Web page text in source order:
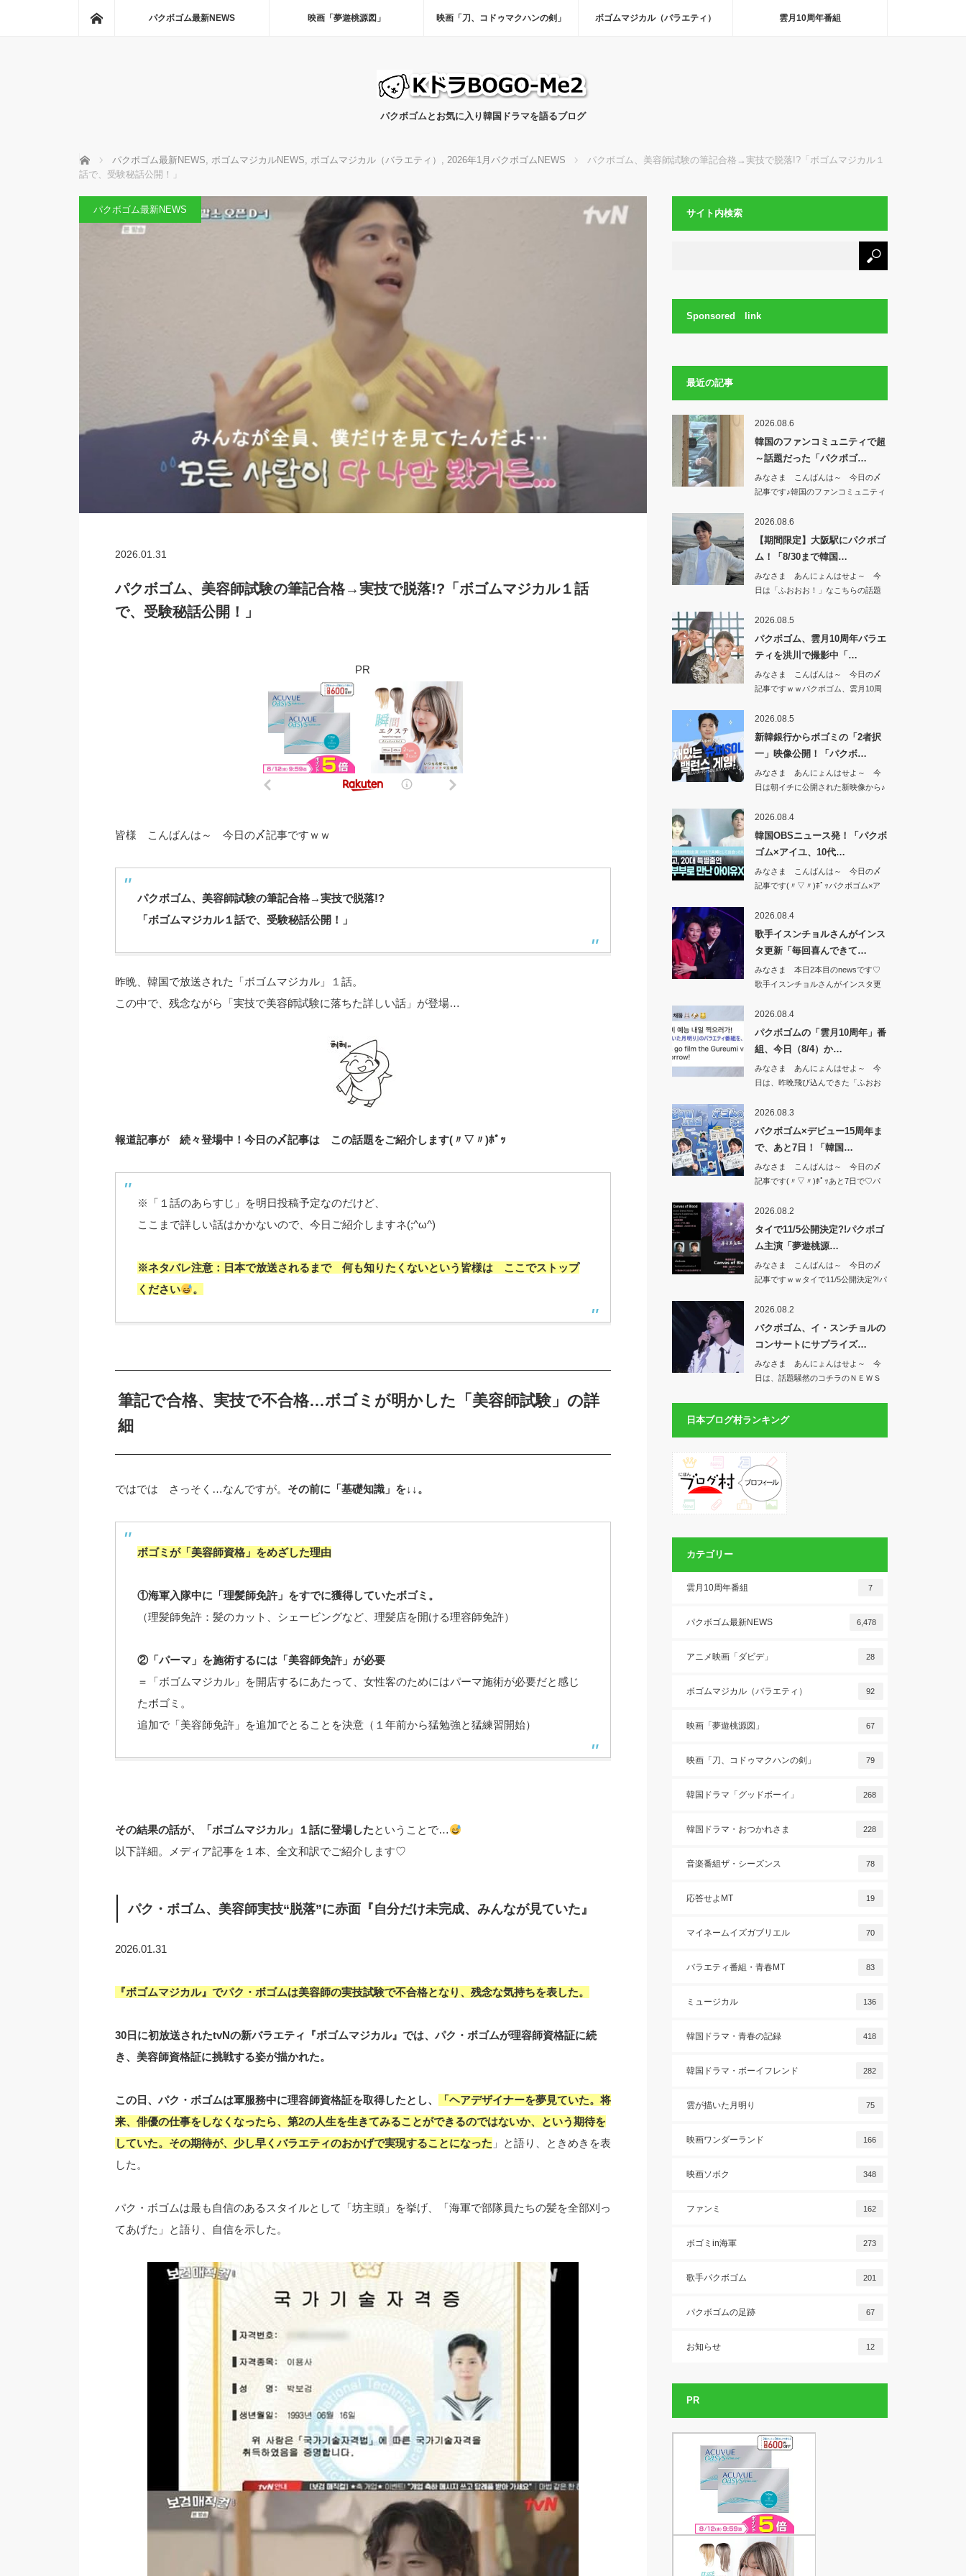
パクボゴム最新NEWS 映画「夢遊桃源図」 映画「刀、コドゥマクハンの剣」 ボゴムマジカル（バラエティ） 雲月10周年番組
パクボゴムとお気に入り韓国ドラマを語るブログ
ホーム パクボゴム最新NEWS, ボゴムマジカルNEWS, ボゴムマジカル（バラエティ） , 2026年1月パクボゴムNEWS
パクボゴム、美容師試験の筆記合格→実技で脱落!?「ボゴムマジカル１
話で、受験秘話公開！」
パクボゴム最新NEWS
2026.01.31
パクボゴム、美容師試験の筆記合格→実技で脱落!?「ボゴムマジカル１話
で、受験秘話公開！」
PR
皆様 こんばんは～ 今日の〆記事ですｗｗ
パクボゴム、美容師試験の筆記合格→実技で脱落!?
「ボゴムマジカル１話で、受験秘話公開！」
昨晩、韓国で放送された「ボゴムマジカル」１話。
この中で、残念ながら「実技で美容師試験に落ちた詳しい話」が登場…
報道記事が 続々登場中！今日の〆記事は この話題をご紹介します(〃▽〃)ﾎﾟｯ
※「１話のあらすじ」を明日投稿予定なのだけど、
ここまで詳しい話はかかないので、今日ご紹介しますネ(;^ω^)
※ネタバレ注意：日本で放送されるまで 何も知りたくないという皆様は ここでストップ
ください
。
筆記で合格、実技で不合格…ボゴミが明かした「美容師試験」の詳
細
ではでは さっそく…なんですが。 その前に「基礎知識」を↓↓。
ボゴミが「美容師資格」をめざした理由
①海軍入隊中に「理髪師免許」をすでに獲得していたボゴミ。
（理髪師免許：髪のカット、シェービングなど、理髪店を開ける理容師免許）
②「パーマ」を施術するには「美容師免許」が必要
＝「ボゴムマジカル」を開店するにあたって、女性客のためにはパーマ施術が必要だと感じ
たボゴミ。
追加で「美容師免許」を追加でとることを決意（１年前から猛勉強と猛練習開始）
その結果の話が、「ボゴムマジカル」１話に登場したということで…
以下詳細。メディア記事を１本、全文和訳でご紹介します♡
パク・ボゴム、美容師実技“脱落”に赤面『自分だけ未完成、みんなが見ていた』
2026.01.31
『ボゴムマジカル』でパク・ボゴムは美容師の実技試験で不合格となり、残念な気持ちを表した。
30日に初放送されたtvNの新バラエティ『ボゴムマジカル』では、パク・ボゴムが理容師資格証に続
き、美容師資格証に挑戦する姿が描かれた。
この日、パク・ボゴムは軍服務中に理容師資格証を取得したとし、
「ヘアデザイナーを夢見ていた。将
来、俳優の仕事をしなくなったら、第2の人生を生きてみることができるのではないか、という期待を
していた。その期待が、少し早くバラエティのおかげで実現することになった 」と語り、ときめきを表
した。
パク・ボゴムは最も自信のあるスタイルとして「坊主頭」を挙げ、「海軍で部隊員たちの髪を全部刈っ
てあげた」と語り、自信を示した。
サイト内検索
Sponsored link
最近の記事
2026.08.6
韓国のファンコミュニティで超
～話題だった「パクボゴ…
みなさま こんばんは～ 今日の〆
記事です♪韓国のファンコミュニティ
2026.08.6
【期間限定】大阪駅にパクボゴ
ム！「8/30まで韓国…
みなさま あんにょんはせよ～ 今
日は「ふおおお！」なこちらの話題
2026.08.5
パクボゴム、雲月10周年バラエ
ティを洪川で撮影中「…
みなさま こんばんは～ 今日の〆
記事ですｗｗパクボゴム、雲月10周
2026.08.5
新韓銀行からボゴミの「2者択
一」映像公開！「パクボ…
みなさま あんにょんはせよ～ 今
日は朝イチに公開された新映像から♪
2026.08.4
韓国OBSニュース発！「パクボ
ゴム×アイユ、10代…
みなさま こんばんは～ 今日の〆
記事です(〃▽〃)ﾎﾟｯパクボゴム×ア
2026.08.4
歌手イスンチョルさんがインス
タ更新「毎回喜んできて…
みなさま 本日2本目のnewsです♡
歌手イスンチョルさんがインスタ更
2026.08.4
パクボゴムの「雲月10周年」番
組、今日（8/4）か…
みなさま あんにょんはせよ～ 今
日は、昨晩飛び込んできた「ふおお
2026.08.3
パクボゴム×デビュー15周年ま
で、あと7日！「韓国…
みなさま こんばんは～ 今日の〆
記事です(〃▽〃)ﾎﾟｯあと7日で♡パ
2026.08.2
タイで11/5公開決定?!パクボゴ
ム主演「夢遊桃源…
みなさま こんばんは～ 今日の〆
記事ですｗｗタイで11/5公開決定?!パ
2026.08.2
パクボゴム、イ・スンチョルの
コンサートにサプライズ…
みなさま あんにょんはせよ～ 今
日は、話題騒然のコチラのＮＥＷＳ
日本ブログ村ランキング
カテゴリー
雲月10周年番組 7
パクボゴム最新NEWS 6,478
アニメ映画「ダビデ」 28
ボゴムマジカル（バラエティ） 92
映画「夢遊桃源図」 67
映画「刀、コドゥマクハンの剣」 79
韓国ドラマ「グッドボーイ」 268
韓国ドラマ・おつかれさま 228
音楽番組ザ・シーズンス 78
応答せよMT 19
マイネームイズガブリエル 70
バラエティ番組・青春MT 83
ミュージカル 136
韓国ドラマ・青春の記録 418
韓国ドラマ・ボーイフレンド 282
雲が描いた月明り 75
映画ワンダーランド 166
映画ソボク 348
ファンミ 162
ボゴミin海軍 273
歌手パクボゴム 201
パクボゴムの足跡 67
お知らせ 12
PR